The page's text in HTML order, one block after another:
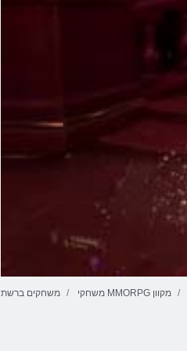
משחקים ברשת משחקי MMORPG מקוון